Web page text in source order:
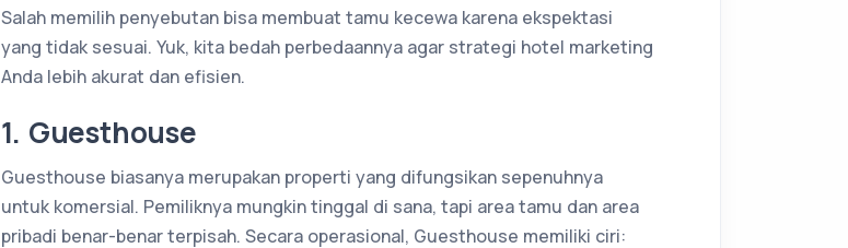
Salah memilih penyebutan bisa membuat tamu kecewa karena ekspektasi
yang tidak sesuai. Yuk, kita bedah perbedaannya agar strategi hotel marketing
Anda lebih akurat dan efisien.
1. Guesthouse
Guesthouse biasanya merupakan properti yang difungsikan sepenuhnya
untuk komersial. Pemiliknya mungkin tinggal di sana, tapi area tamu dan area
pribadi benar-benar terpisah. Secara operasional, Guesthouse memiliki ciri: